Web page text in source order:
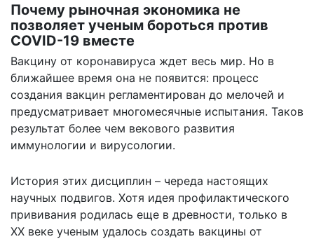
Почему рыночная экономика не
позволяет ученым бороться против
COVID-19 вместе
Вакцину от коронавируса ждет весь мир. Но в
ближайшее время она не появится: процесс
создания вакцин регламентирован до мелочей и
предусматривает многомесячные испытания. Таков
результат более чем векового развития
иммунологии и вирусологии.
История этих дисциплин – череда настоящих
научных подвигов. Хотя идея профилактического
прививания родилась еще в древности, только в
XX веке ученым удалось создать вакцины от